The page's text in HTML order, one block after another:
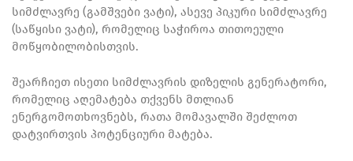
სიმძლავრე (გამშვები ვატი), ასევე პიკური სიმძლავრე
(საწყისი ვატი), რომელიც საჭიროა თითოეული
მოწყობილობისთვის.
შეარჩიეთ ისეთი სიმძლავრის დიზელის გენერატორი,
რომელიც აღემატება თქვენს მთლიან
ენერგომოთხოვნებს, რათა მომავალში შეძლოთ
დატვირთვის პოტენციური მატება.